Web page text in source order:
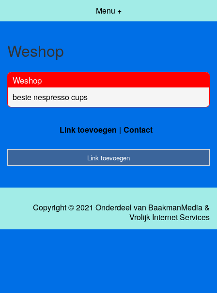
Menu +
Weshop
Weshop
beste nespresso cups
Link toevoegen Contact
Link toevoegen
Copyright © 2021 Onderdeel van BaakmanMedia&
Vrolijk Internet Services